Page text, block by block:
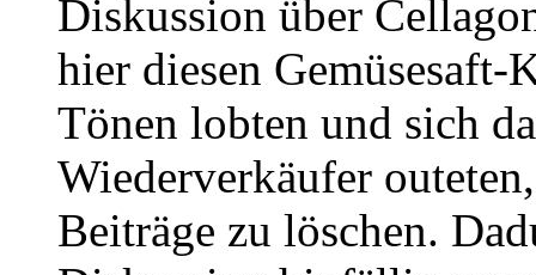
Diskussion über
hier diesen Gemüsesaft-
Tönen lobten und sich
Wiederverkäufer
Beiträge zu löschen.